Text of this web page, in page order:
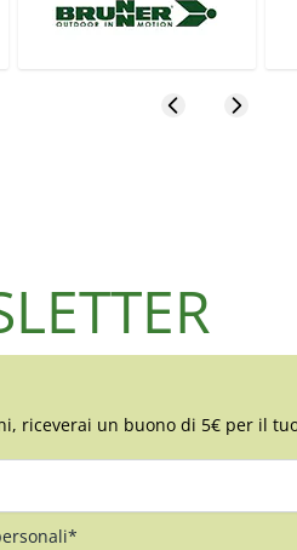
riceverai un buono di 5€ per il